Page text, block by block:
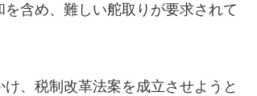
含め、難しい舵取りが要求されて
、税制改革法案を成立させようと